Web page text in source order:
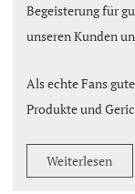
Begeisterung für
unseren Kunden
Als echte Fans
Produkte und
Weiterlesen